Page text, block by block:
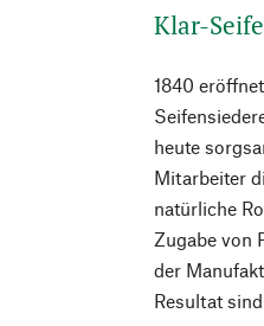
Klar-
1840
heute
Mitarbeiter
natürliche
Zugabe von
der
Resultat